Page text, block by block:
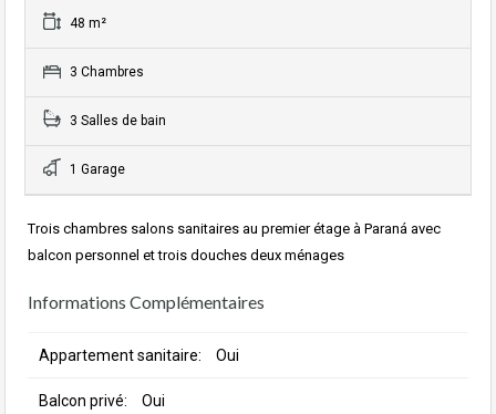
48 m²
3 Chambres
3 Salles de bain
1 Garage
Trois chambres salons sanitaires au premier étage à Paraná avec
balcon personnel et trois douches deux ménages
Informations Complémentaires
Appartement sanitaire: Oui
Balcon privé: Oui